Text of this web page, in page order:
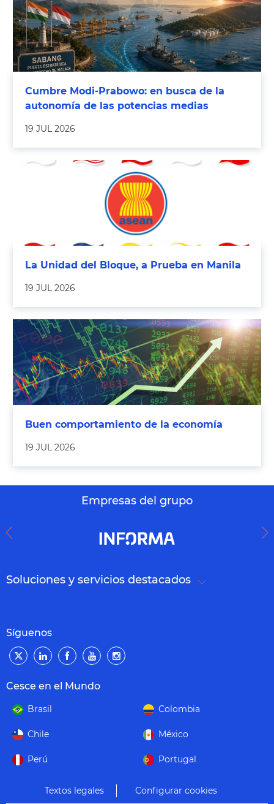
Cumbre Modi-Prabowo: en busca de la
autonomía de las potencias medias
19 JUL 2026
La Unidad del Bloque, a Prueba en Manila
19 JUL 2026
Buen comportamiento de la economía
19 JUL 2026
Empresas del grupo
Soluciones y servicios destacados
Síguenos
Cesce en el Mundo
Brasil Colombia
Chile México
Perú Portugal
Textos legales Configurar cookies